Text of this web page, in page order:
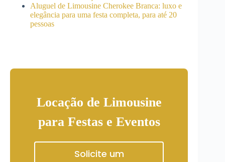
Aluguel de Limousine Cherokee Branca: luxo e
elegância para uma festa completa, para até 20
pessoas
Locação de Limousine
para Festas e Eventos
Solicite um